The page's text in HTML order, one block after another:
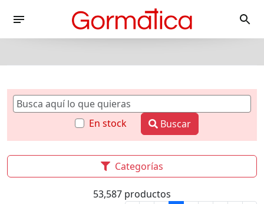
En stock Buscar
Categorías
53,587 productos